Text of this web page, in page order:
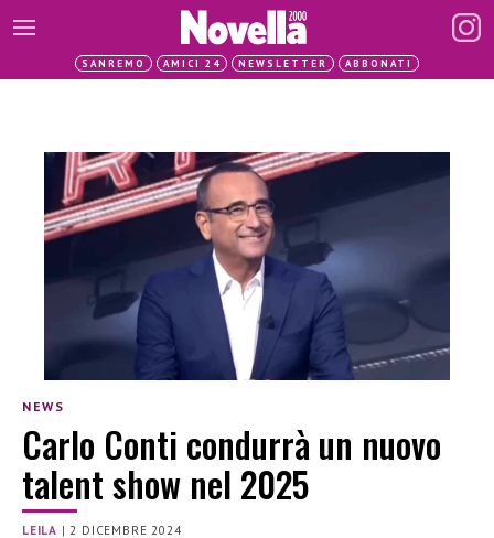
SANREMO AMICI 24 NEWSLETTER ABBONATI
NEWS
Carlo Conti condurrà un nuovo
talent show nel 2025
LEILA |2 DICEMBRE 2024